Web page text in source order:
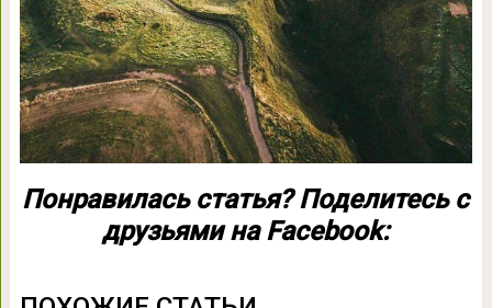
Понравилась статья? Поделитесь с
друзьями на Facebook: